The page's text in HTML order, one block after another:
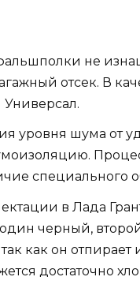
не
отсек. В
Универсал.
уровня шума от
специального
в Лада
черный,
как он
достаточно